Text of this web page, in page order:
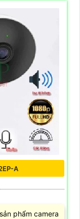
A
phẩm camera